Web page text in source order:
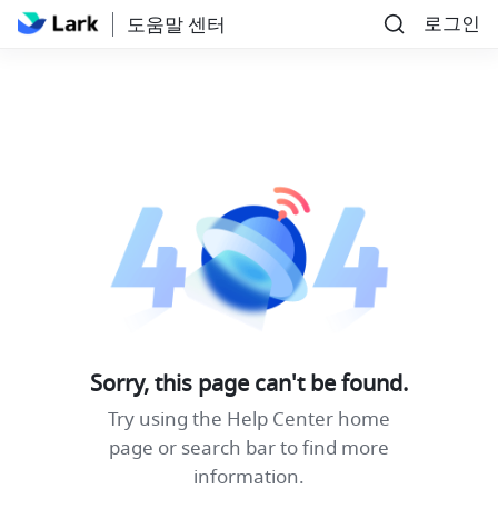
도움말 센터 로그인
Sorry, this page can't be found.
Try using the Help Center home
page or search bar to find more
information.